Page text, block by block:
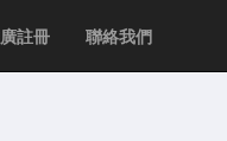
註冊 聯絡我們